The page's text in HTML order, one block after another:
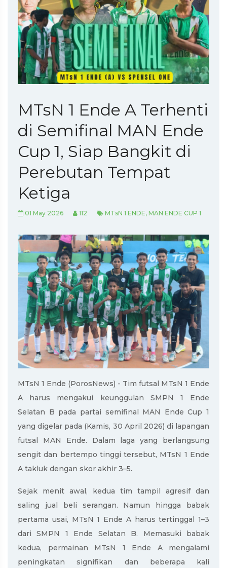
MTsN 1 Ende A Terhenti
di Semifinal MAN Ende
Cup 1, Siap Bangkit di
Perebutan Tempat
Ketiga
01 May 2026 112 MTsN 1 ENDE, MAN ENDE CUP 1
MTsN 1 Ende (PorosNews) - Tim futsal MTsN 1 Ende
A harus mengakui keunggulan SMPN 1 Ende
Selatan B pada partai semifinal MAN Ende Cup 1
yang digelar pada (Kamis, 30 April 2026) di lapangan
futsal MAN Ende. Dalam laga yang berlangsung
sengit dan bertempo tinggi tersebut, MTsN 1 Ende
A takluk dengan skor akhir 3–5.
Sejak menit awal, kedua tim tampil agresif dan
saling jual beli serangan. Namun hingga babak
pertama usai, MTsN 1 Ende A harus tertinggal 1–3
dari SMPN 1 Ende Selatan B. Memasuki babak
kedua, permainan MTsN 1 Ende A mengalami
peningkatan signifikan dan beberapa kali